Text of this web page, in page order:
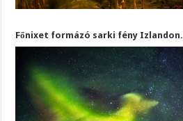
Főnixet formázó sarki fény Izlandon.